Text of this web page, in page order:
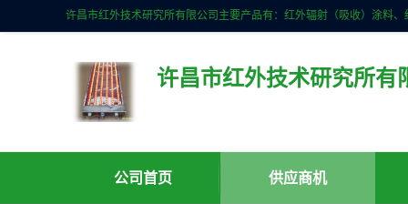
许昌市红外技术研究所有
公司首页 供应商机